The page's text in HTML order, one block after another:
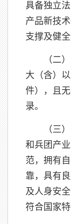
具备独立
产品新技
支撑及健
（二
大（含）
件），且
录。
（三
和兵团产
范，拥有
靠，具有
及人身安
符合国家